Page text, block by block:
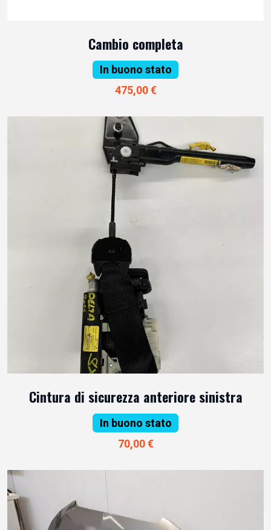
Cambio completa
In buono stato
475,00 €
Cintura di sicurezza anteriore sinistra
In buono stato
70,00 €